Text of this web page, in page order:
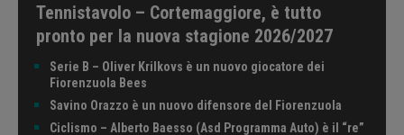
Tennistavolo – Cortemaggiore, è tutto
pronto per la nuova stagione 2026/2027
Serie B – Oliver Krilkovs è un nuovo giocatore dei
Fiorenzuola Bees
Savino Orazzo è un nuovo difensore del Fiorenzuola
Ciclismo – Alberto Baesso (Asd Programma Auto) è il “re”